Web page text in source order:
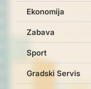
Ekonomija
Zabava
Sport
Gradski Servis